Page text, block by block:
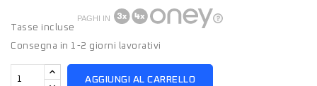
Tasse incluse
PAGHI IN
Consegna in 1-2 giorni lavorativi
AGGIUNGI AL CARRELLO